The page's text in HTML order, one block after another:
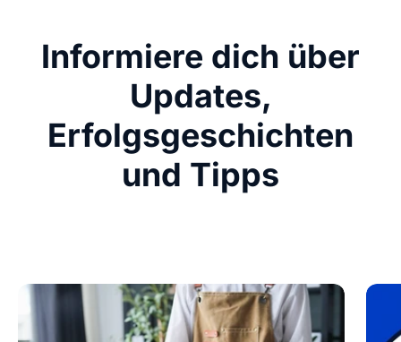
Informiere dich über
Updates,
Erfolgsgeschichten
und Tipps